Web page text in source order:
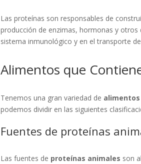
Las proteínas son responsables de
producción de enzimas, hormonas y
sistema inmunológico y en el transporte
Alimentos que
Tenemos una gran variedad de
podemos dividir en las siguientes
Fuentes de proteínas
Las fuentes de proteínas animales son